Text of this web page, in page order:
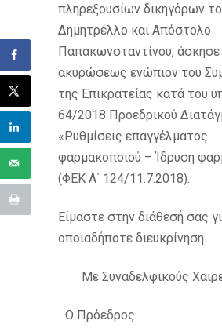
πληρεξουσίων δικηγόρων
Δημητρέλλο και Απόστολο
Παπακωνσταντίνου, άσκησε
ακυρώσεως ενώπιον του
της Επικρατείας κατά του
64/2018 Προεδρικού
«Ρυθμίσεις επαγγέλματος
φαρμακοποιού – Ίδρυση
(ΦΕΚ Α΄ 124/11.7.2018).
Είμαστε στην διάθεσή σας
οποιαδήποτε διευκρίνηση.
Με Συναδελφικούς
Ο Πρόεδρος